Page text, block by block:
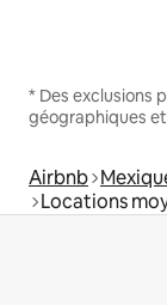
* Des exclusions
géographiques
Airbnb
Locations